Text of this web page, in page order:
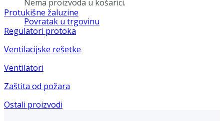
Nema proizvoda u košarici.
Povratak u trgovinu
Protukišne žaluzine
Regulatori protoka
Ventilacijske rešetke
Ventilatori
Zaštita od požara
Ostali proizvodi